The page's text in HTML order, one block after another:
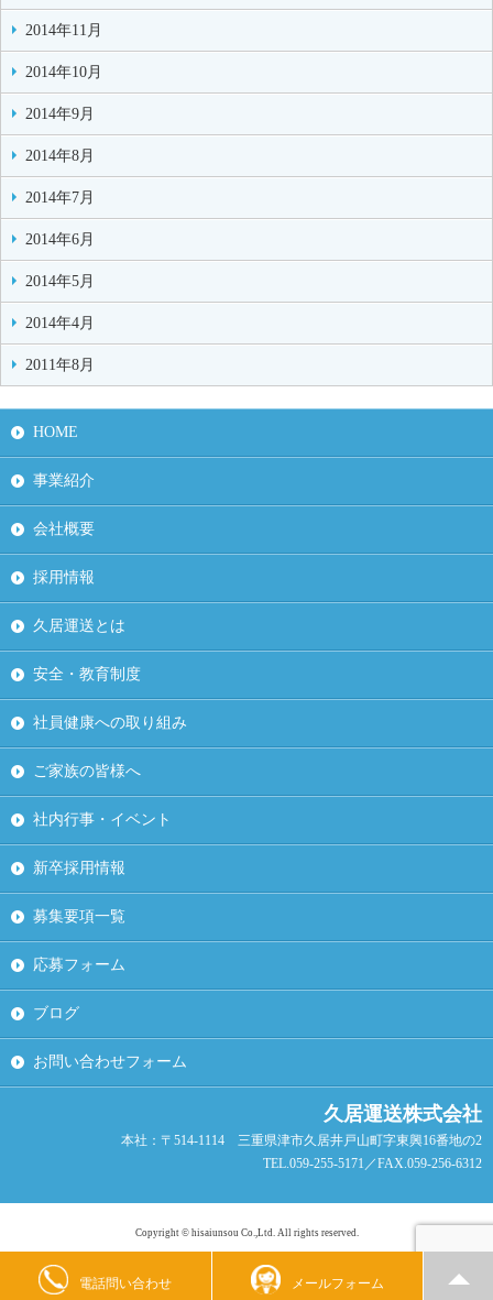
2014年11月
2014年10月
2014年9月
2014年8月
2014年7月
2014年6月
2014年5月
2014年4月
2011年8月
HOME
事業紹介
会社概要
採用情報
久居運送とは
安全・教育制度
社員健康への取り組み
ご家族の皆様へ
社内行事・イベント
新卒採用情報
募集要項一覧
応募フォーム
ブログ
お問い合わせフォーム
久居運送株式会社
本社：〒514-1114 三重県津市久居井戸山町字東興16番地の2
TEL.059-255-5171／FAX.059-256-6312
Copyright © hisaiunsou Co.,Ltd. All rights reserved.
電話問い合わせ メールフォーム